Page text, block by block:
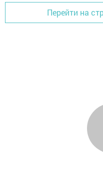
Перейти на